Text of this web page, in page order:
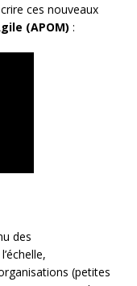
ces nouveaux
(APOM) :
des
,
(petites